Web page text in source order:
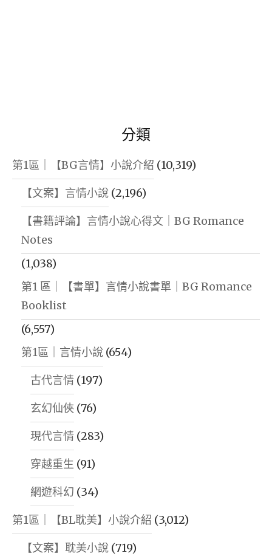
分類
第1區｜【BG言情】小說介紹 (10,319)
【文案】言情小說 (2,196)
【書籍評論】言情小說心得文｜BG Romance
Notes
(1,038)
第1 區｜【書單】言情小說書單｜BG Romance
Booklist
(6,557)
第1區｜言情小說 (654)
古代言情 (197)
玄幻仙俠 (76)
現代言情 (283)
穿越重生 (91)
網遊科幻 (34)
第1區｜【BL耽美】小說介紹 (3,012)
【文案】耽美小說 (719)